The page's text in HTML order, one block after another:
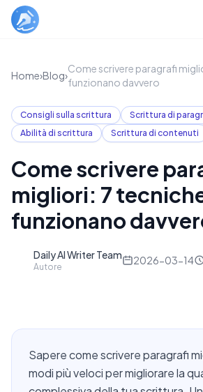
Home›Blog›
Come scrivere paragrafi
funzionano davvero
Consigli sulla scrittura
Scrittura di
Abilità di scrittura
Scrittura di contenuti
Come scrivere
migliori: 7
funzionano
Daily AI Writer Team
Autore
2026-03-14
Sapere come scrivere paragrafi
modi più veloci per migliorare la